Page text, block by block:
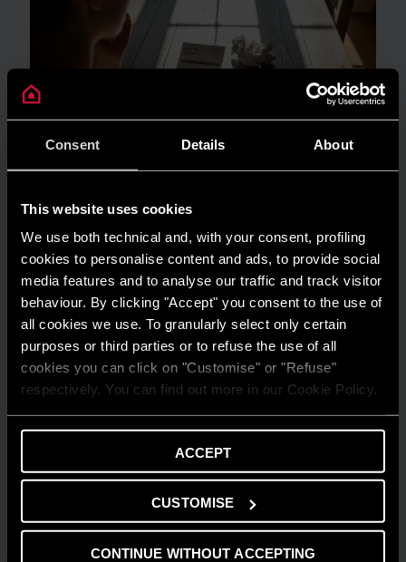
Consent Details About
This website uses cookies
We use both technical and, with your consent, profiling
cookies to personalise content and ads, to provide social
media features and to analyse our traffic and track visitor
behaviour. By clicking "Accept" you consent to the use of
all cookies we use. To granularly select only certain
purposes or third parties or to refuse the use of all
cookies you can click on "Customise" or "Refuse"
respectively. You can find out more in our Cookie Policy.
ACCEPT
CUSTOMISE
CONTINUE WITHOUT ACCEPTING
GUIDA AL RISPARMIO
Quanto consuma un condizionatore?
LEGGI DI PIÙ